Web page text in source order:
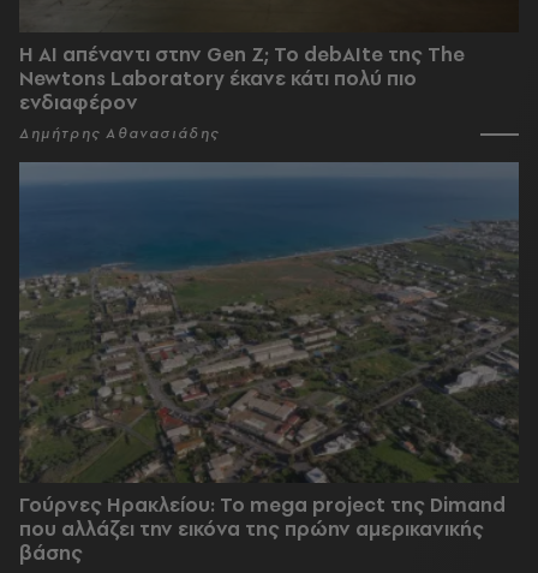
Η AI απέναντι στην Gen Z; Το debAIte της The
Newtons Laboratory έκανε κάτι πολύ πιο
ενδιαφέρον
Δημήτρης Αθανασιάδης
Γούρνες Ηρακλείου: To mega project της Dimand
που αλλάζει την εικόνα της πρώην αμερικανικής
βάσης